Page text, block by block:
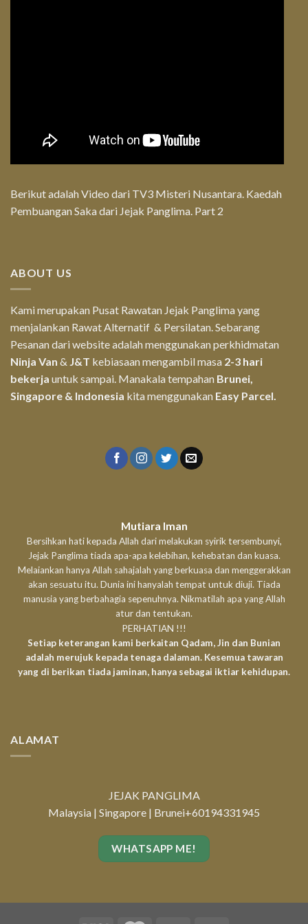
Berikut adalah Video dari TV3 Misteri Nusantara. Kaedah
Pembuangan Saka dari Jejak Panglima. Part 2
ABOUT US
Kami merupakan Pusat Rawatan Jejak Panglima yang
menjalankan Rawat Alternatif & Persilatan. Sebarang
Pesanan dari website adalah menggunakan perkhidmatan
Ninja Van & J&T kebiasaan mengambil masa 2-3 hari
bekerja untuk sampai. Manakala tempahan Brunei,
Singapore & Indonesia kita menggunakan Easy Parcel.
Mutiara Iman
Bersihkan hati kepada Allah dari melakukan syirik tersembunyi,
Jejak Panglima tiada apa-apa kelebihan, kehebatan dan kuasa.
Melaiankan hanya Allah sahajalah yang berkuasa dan menggerakkan
akan sesuatu itu. Dunia ini hanyalah tempat untuk diuji. Tiada
manusia yang berbahagia sepenuhnya. Nikmatilah apa yang Allah
atur dan tentukan.
PERHATIAN !!!
Setiap keterangan kami berkaitan Qadam, Jin dan Bunian
adalah merujuk kepada tenaga dalaman. Kesemua tawaran
yang di berikan tiada jaminan, hanya sebagai iktiar kehidupan.
ALAMAT
JEJAK PANGLIMA
Malaysia | Singapore | Brunei+60194331945
WHATSAPP ME!